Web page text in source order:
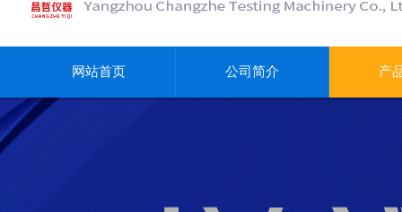
网站首页 公司简介 产